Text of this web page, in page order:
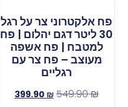
פח אלקטרוני צר על רגל
30 ליטר דגם יהלום | פח
למטבח | פח אשפה
מעוצב – פח צר עם
רגליים
549.90₪
399.90 ₪